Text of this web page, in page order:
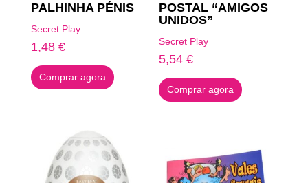
PALHINHA PÉNIS
Secret Play
1,48 €
Comprar agora
POSTAL “AMIGOS
UNIDOS”
Secret Play
5,54€
Comprar agora